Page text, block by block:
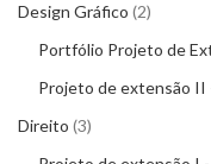
Design Gráfico 2
Portfólio Projeto de
Projeto de extensão II
Direito 3